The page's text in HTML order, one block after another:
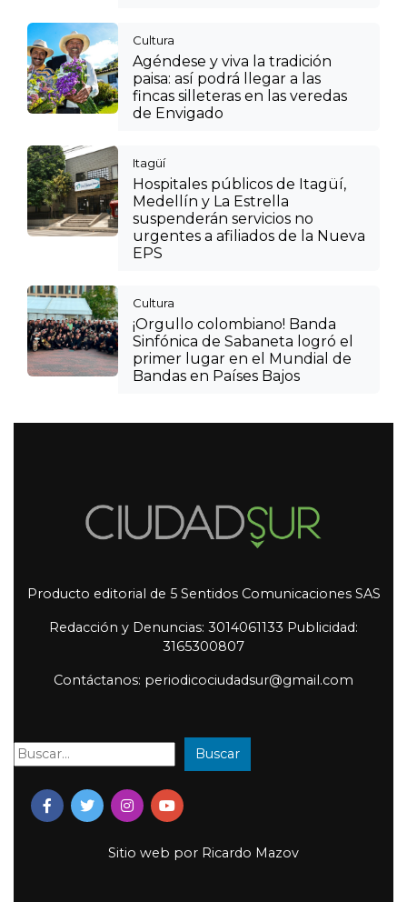
Cultura
Agéndese y viva la tradición
paisa: así podrá llegar a las
fincas silleteras en las veredas
de Envigado
Itagüí
Hospitales públicos de Itagüí,
Medellín y La Estrella
suspenderán servicios no
urgentes a afiliados de la Nueva
EPS
Cultura
¡Orgullo colombiano! Banda
Sinfónica de Sabaneta logró el
primer lugar en el Mundial de
Bandas en Países Bajos
Producto editorial de 5 Sentidos Comunicaciones SAS
Redacción y Denuncias: 3014061133 Publicidad:
3165300807
Contáctanos: periodicociudadsur@gmail.com
Buscar: Buscar
Sitio web por Ricardo Mazov